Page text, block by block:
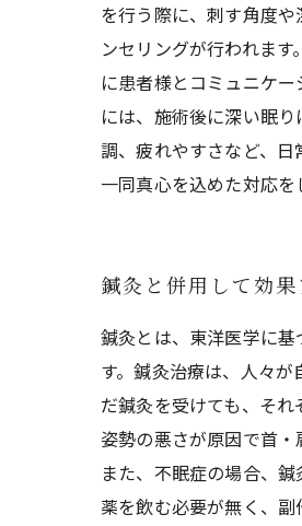
を行う際に、刺す角度
ンセリングが行われま
に患者様とコミュニケ
には、施術後に深い眠
調、疲れやすさなど、
一同真心を込めた対応を
鍼灸と併用して効果
鍼灸とは、東洋医学に
す。鍼灸治療は、人々
だ鍼灸を受けても、そ
姿勢の悪さが原因で首
また、不眠症の場合、
薬を飲む必要が無く、